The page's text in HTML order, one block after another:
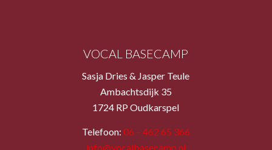
VOCAL BASECAMP
Sasja Dries & Jasper Teule
Ambachtsdijk 35
1724 RP Oudkarspel
Telefoon: 06 – 462 65 366
info@vocalbasecamp.nl